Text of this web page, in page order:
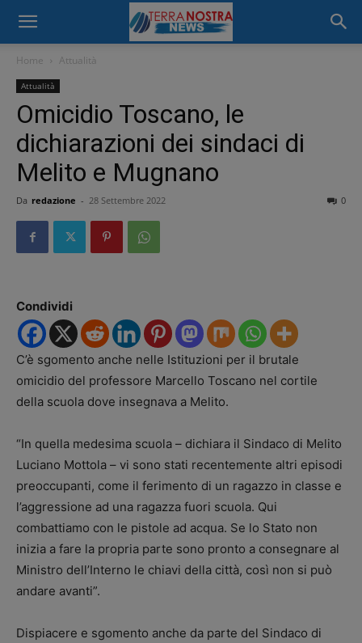
Home Attualità
Attualità
Omicidio Toscano, le
dichiarazioni dei sindaci di
Melito e Mugnano
Da redazione - 28 Settembre 2022 0
Condividi
C’è sgomento anche nelle Istituzioni per il brutale
omicidio del professore Marcello Toscano nel cortile
della scuola dove insegnava a Melito.
“In quella medesima scuola – dichiara il Sindaco di Melito
Luciano Mottola – vi sono stati recentemente altri episodi
preoccupanti, come il ferimento di un ragazzo in classe e
l’aggressione ad una ragazza fuori scuola. Qui
combattiamo con le pistole ad acqua. Se lo Stato non
inizia a fare la propria parte sono pronto a consegnare al
Ministro dell’Interno le chiavi della città, così non si può
andare avanti”.
Dispiacere e sgomento anche da parte del Sindaco di